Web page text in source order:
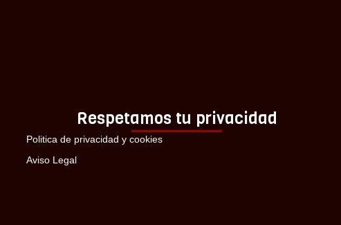
Respetamos tu privacidad
Politica de privacidad y cookies
Aviso Legal